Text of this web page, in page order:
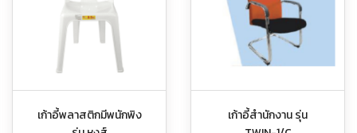
เก้าอี้พลาสติกมีพนักพิง
เก้าอี้สำนักงาน รุ่น